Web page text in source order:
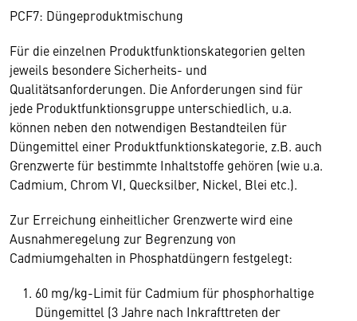
PCF7: Düngeproduktmischung
Für die einzelnen Produktfunktionskategorien gelten
jeweils besondere Sicherheits- und
Qualitätsanforderungen. Die Anforderungen sind für
jede Produktfunktionsgruppe unterschiedlich, u.a.
können neben den notwendigen Bestandteilen für
Düngemittel einer Produktfunktionskategorie, z.B. auch
Grenzwerte für bestimmte Inhaltstoffe gehören (wie u.a.
Cadmium, Chrom VI, Quecksilber, Nickel, Blei etc.).
Zur Erreichung einheitlicher Grenzwerte wird eine
Ausnahmeregelung zur Begrenzung von
Cadmiumgehalten in Phosphatdüngern festgelegt:
60 mg/kg-Limit für Cadmium für phosphorhaltige
Düngemittel (3 Jahre nach Inkrafttreten der